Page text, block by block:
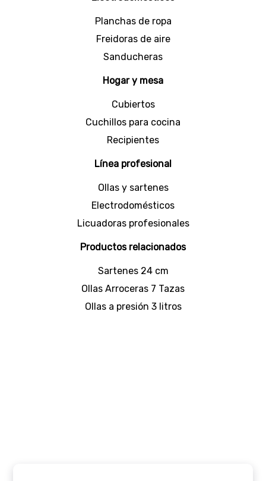
jarras para calentar leche
Planchas de ropa
Freidoras de aire
Sanducheras
Hogar y mesa
Cubiertos
Cuchillos para cocina
Recipientes
Línea profesional
Ollas y sartenes
Electrodomésticos
Licuadoras profesionales
Productos relacionados
Sartenes 24 cm
Ollas Arroceras 7 Tazas
Ollas a presión 3 litros